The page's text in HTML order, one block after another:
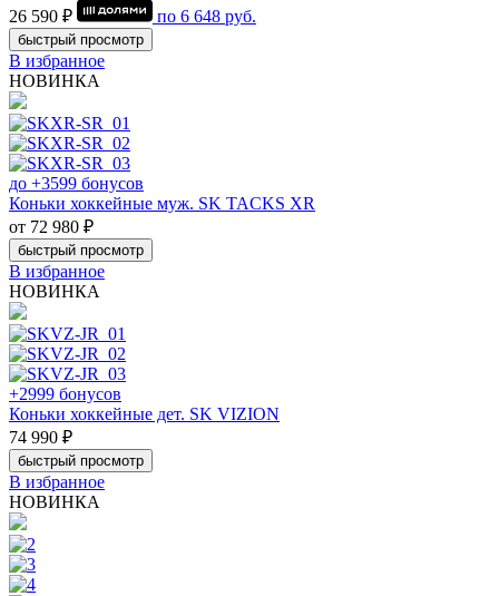
26 590 ₽
по 6 648 руб.
быстрый просмотр
В избранное
НОВИНКА
до +3599 бонусов
Коньки хоккейные муж. SK TACKS XR
от 72 980 ₽
быстрый просмотр
В избранное
НОВИНКА
+2999 бонусов
Коньки хоккейные дет. SK VIZION
74 990 ₽
быстрый просмотр
В избранное
НОВИНКА